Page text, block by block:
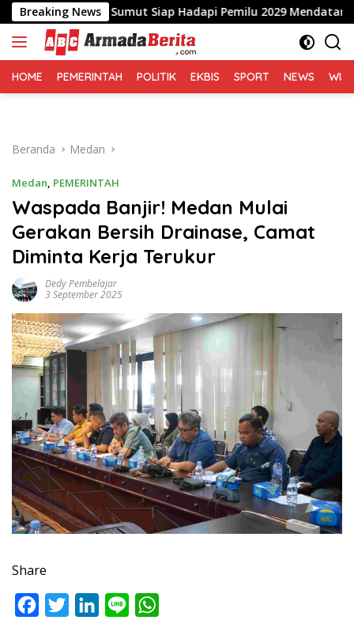
Langsung
ke
konten
Breaking News
PRI Sumut Siap Hadapi Pemilu 2029 Mendatang
HOME PEMERINTAH POLITIK EKBIS SPORT NEWS
Beranda Medan
Medan, PEMERINTAH
Waspada Banjir! Medan Mulai
Gerakan Bersih Drainase, Camat
Diminta Kerja Terukur
Dedy Pembelajar
3 September 2025
Share